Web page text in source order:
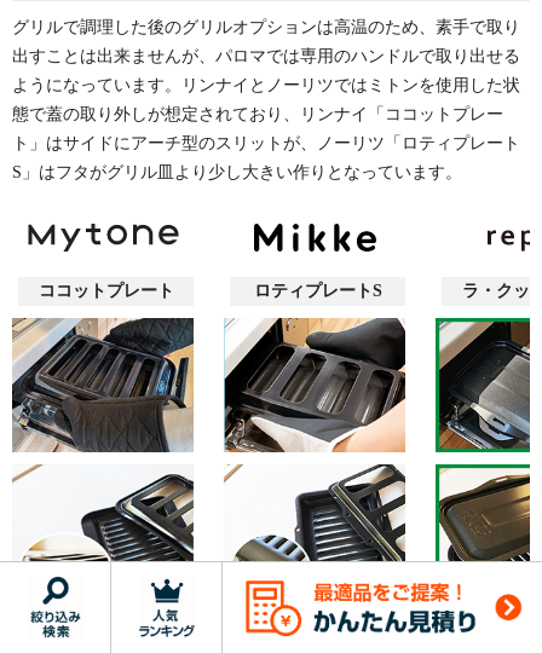
グリルで調理した後のグリルオプションは高温のため、素手で取り
出すことは出来ませんが、パロマでは専用のハンドルで取り出せる
ようになっています。リンナイとノーリツではミトンを使用した状
態で蓋の取り外しが想定されており、リンナイ「ココットプレー
ト」はサイドにアーチ型のスリットが、ノーリツ「ロティプレート
S」はフタがグリル皿より少し大きい作りとなっています。
ココットプレート ロティプレートS ラ・クッ